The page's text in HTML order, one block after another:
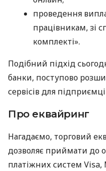
проведення
працівникам, зі
комплекті».
Подібний підхід
банки, поступово
сервісів для
Про еквайринг
Нагадаємо, торговий
дозволяє приймати до
платіжних систем Visa,